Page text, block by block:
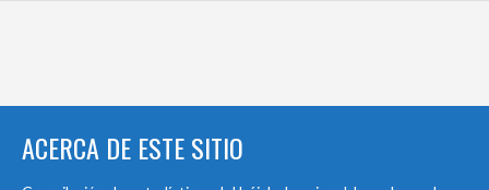
ACERCA DE ESTE SITIO